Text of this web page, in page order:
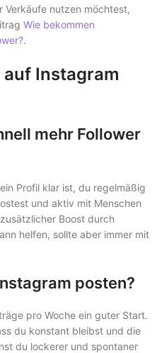
Verkäufe nutzen möchtest,
Wie bekommen
.
auf Instagram
mehr Follower
Profil klar ist, du regelmäßig
und aktiv mit Menschen
Boost durch
helfen, sollte aber immer mit
posten?
pro Woche ein guter Start.
du konstant bleibst und die
du lockerer und spontaner